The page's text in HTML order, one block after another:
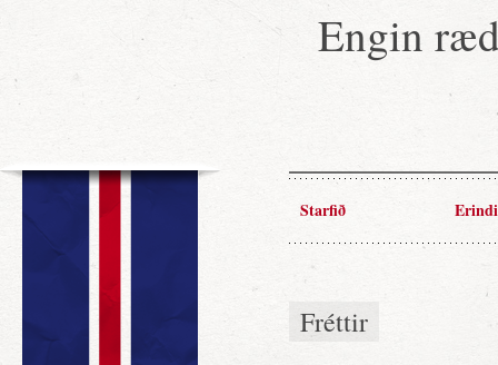
Engin
Starfið Erindi
Fréttir